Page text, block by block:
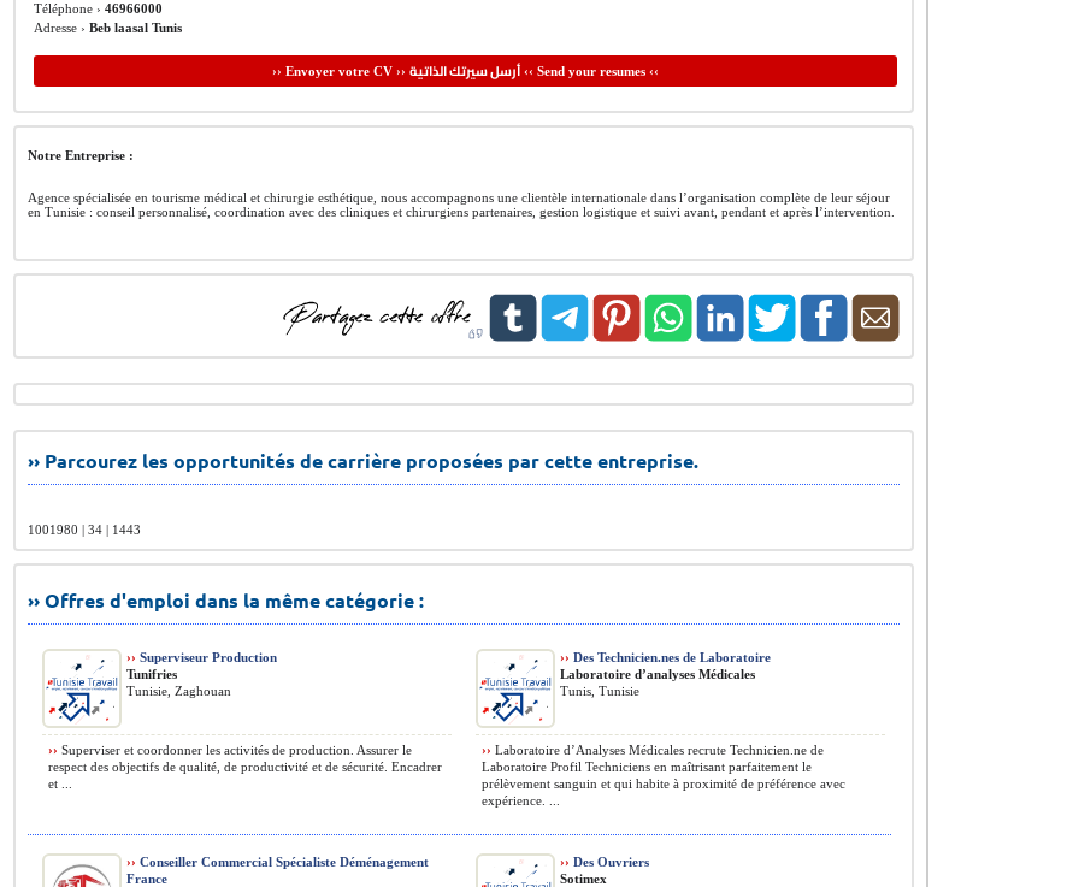
Téléphone › 46966000
Adresse › Beb laasal Tunis
›› Envoyer votre CV ›› أرسل سيرتك الذاتية‹‹ Send your resumes ‹‹
Notre Entreprise :
Agence spécialisée en tourisme médical et chirurgie esthétique, nous accompagnons une clientèle internationale dans l’organisation complète de leur séjour
en Tunisie : conseil personnalisé, coordination avec des cliniques et chirurgiens partenaires, gestion logistique et suivi avant, pendant et après l’intervention.
›› Parcourez les opportunités de carrière proposées par cette entreprise.
1001980 | 34 | 1443
›› Offres d'emploi dans la même catégorie :
›› Superviseur Production
Tunifries
Tunisie, Zaghouan
›› Superviser et coordonner les activités de production. Assurer le
respect des objectifs de qualité, de productivité et de sécurité. Encadrer
et ...
›› Des Technicien.nes de Laboratoire
Laboratoire d’analyses Médicales
Tunis, Tunisie
›› Laboratoire d’Analyses Médicales recrute Technicien.ne de
Laboratoire Profil Techniciens en maîtrisant parfaitement le
prélèvement sanguin et qui habite à proximité de préférence avec
expérience. ...
›› Conseiller Commercial Spécialiste Déménagement
France
›› Des Ouvriers
Sotimex